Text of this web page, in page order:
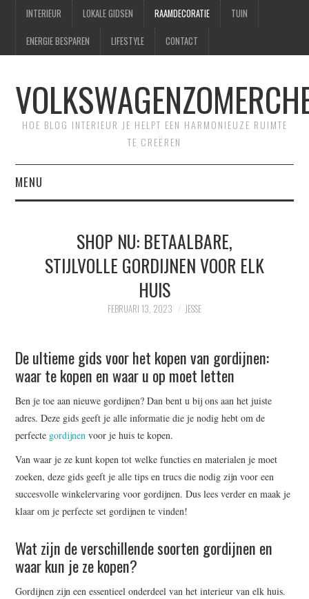
INTERIEUR LOKALE GIDSEN RAAMDECORATIE TUIN
ENERGIE BESPAREN LIFESTYLE CONTACT
HOE BLOG INTERIEUR JE HELPT EEN HARMONIEUZE RUIMTE
TE CREËREN
MENU
COMPLETE GUIDELINES
SHOP NU: BETAALBARE,
STIJLVOLLE GORDIJNEN VOOR ELK
HUIS
FEBRUARI 13, 2023 JESSE
De ultieme gids voor het kopen van gordijnen:
waar te kopen en waar u op moet letten
Ben je toe aan nieuwe gordijnen? Dan bent u bij ons aan het juiste
adres. Deze gids geeft je alle informatie die je nodig hebt om de
perfecte gordijnen voor je huis te kopen.
Van waar je ze kunt kopen tot welke functies en materialen je moet
zoeken, deze gids geeft je alle tips en trucs die nodig zijn voor een
succesvolle winkelervaring voor gordijnen. Dus lees verder en maak je
klaar om je perfecte set gordijnen te vinden!
Wat zijn de verschillende soorten gordijnen en
waar kun je ze kopen?
Gordijnen zijn een essentieel onderdeel van het interieur van elk huis.